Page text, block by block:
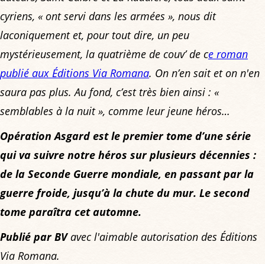
cyriens, « ont servi dans les armées », nous dit
laconiquement et, pour tout dire, un peu
mystérieusement, la quatrième de couv’ de ce roman
publié aux Éditions Via Romana. On n’en sait et on n'en
saura pas plus. Au fond, c’est très bien ainsi : «
semblables à la nuit », comme leur jeune héros…
Opération Asgard est le premier tome d’une série
qui va suivre notre héros sur plusieurs décennies :
de la Seconde Guerre mondiale, en passant par la
guerre froide, jusqu’à la chute du mur. Le second
tome paraîtra cet automne.
Publié par BVavec l'aimable autorisation des Éditions
Via Romana.